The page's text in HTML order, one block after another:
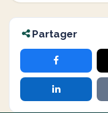
Partager